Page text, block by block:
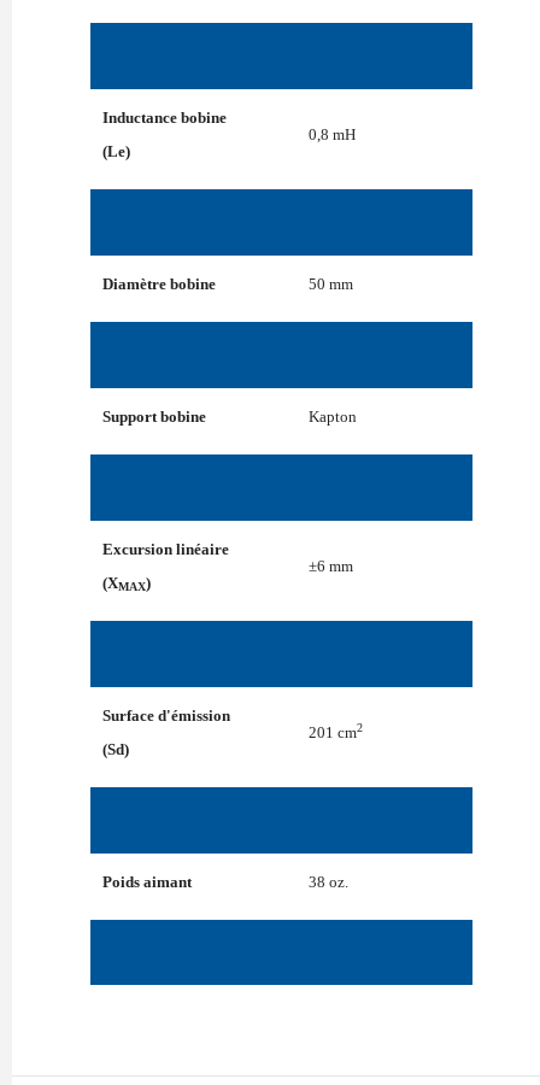
Inductance bobine
(Le)
0,8 mH
Diamètre bobine 50 mm
Support bobine Kapton
Excursion linéaire
(XMAX)
±6 mm
Surface d'émission
(Sd)
201 cm2
Poids aimant 38 oz.